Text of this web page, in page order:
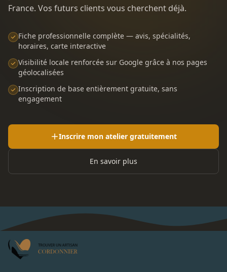
France. Vos futurs clients vous cherchent déjà.
Fiche professionnelle complète — avis, spécialités,
horaires, carte interactive
Visibilité locale renforcée sur Google grâce à nos pages
géolocalisées
Inscription de base entièrement gratuite, sans
engagement
Inscrire mon atelier gratuitement
En savoir plus